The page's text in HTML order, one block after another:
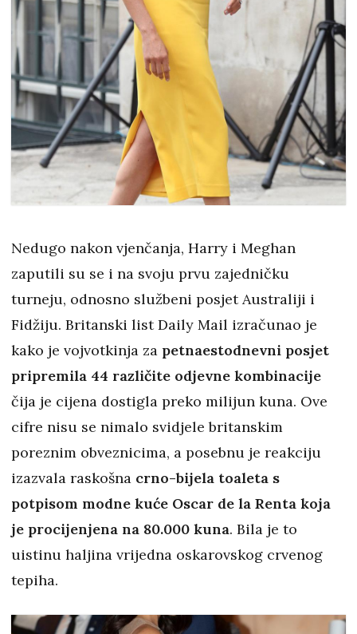
Nedugo nakon vjenčanja, Harry i Meghan
zaputili su se i na svoju prvu zajedničku
turneju, odnosno službeni posjet Australiji i
Fidžiju. Britanski list Daily Mail izračunao je
kako je vojvotkinja za petnaestodnevni posjet
pripremila 44 različite odjevne kombinacije
čija je cijena dostigla preko milijun kuna. Ove
cifre nisu se nimalo svidjele britanskim
poreznim obveznicima, a posebnu je reakciju
izazvala raskošna crno-bijela toaleta s
potpisom modne kuće Oscar de la Renta koja
je procijenjena na 80.000 kuna. Bila je to
uistinu haljina vrijedna oskarovskog crvenog
tepiha.